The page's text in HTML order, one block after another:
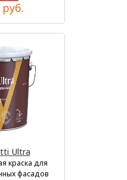
Ultra
краска для
фасадов